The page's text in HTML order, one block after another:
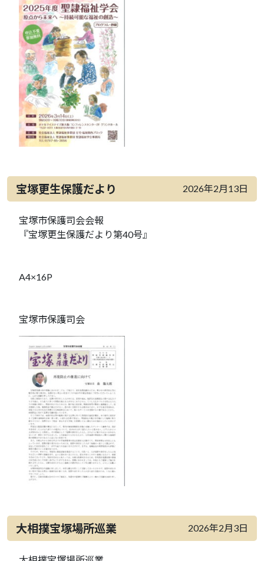
宝塚更生保護だより 2026年2月13日
宝塚市保護司会会報
『宝塚更生保護だより第40号』
A4×16P
宝塚市保護司会
大相撲宝塚場所巡業 2026年2月3日